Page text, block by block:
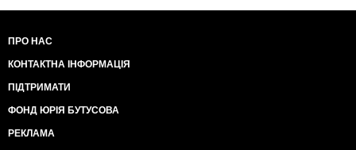
ПРО НАС
КОНТАКТНА ІНФОРМАЦІЯ
ПІДТРИМАТИ
ФОНД ЮРІЯ БУТУСОВА
РЕКЛАМА